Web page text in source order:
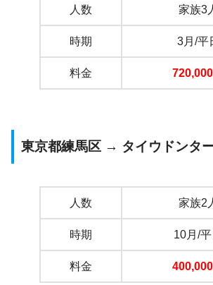
人数 家族3
時期 3月/平
料金 720,000
東京都練馬区 → タイウドンタ
人数 家族2
時期 10月/平
料金 400,000